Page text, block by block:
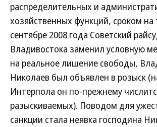
распределительных и
хозяйственных функций, сроком на
сентябре 2008 года Советский
Владивостока заменил условную
на реальное лишение свободы,
Николаев был объявлен в розыск
Интерпола он по-прежнему
разыскиваемых). Поводом для
санкции стала неявка господина